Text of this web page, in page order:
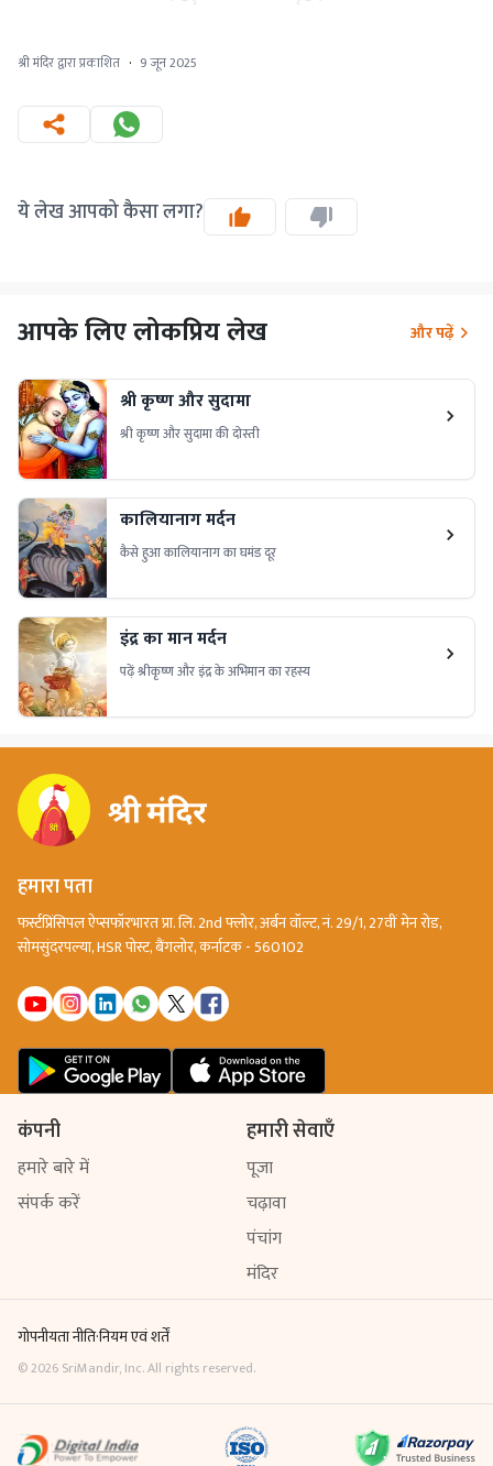
श्री मंदिर द्वारा प्रकाशित · 9 जून 2025
ये लेख आपको कैसा लगा?
आपके लिए लोकप्रिय लेख और पढ़ें
श्री कृष्ण और सुदामा
श्री कृष्ण और सुदामा की दोस्ती
कालियानाग मर्दन
कैसे हुआ कालियानाग का घमंड दूर
इंद्र का मान मर्दन
पढ़ें श्रीकृष्ण और इंद्र के अभिमान का रहस्य
हमारा पता
फर्स्टप्रिंसिपल ऐप्सफॉरभारत प्रा. लि. 2nd फ्लोर, अर्बन वॉल्ट, नं. 29/1, 27वीं मेन रोड,
सोमसुंदरपल्या, HSR पोस्ट, बैंगलोर, कर्नाटक - 560102
कंपनी
हमारे बारे में
संपर्क करें
हमारी सेवाएँ
पूजा
चढ़ावा
पंचांग
मंदिर
गोपनीयता नीति·नियम एवं शर्तें
©2026 SriMandir, Inc. All rights reserved.